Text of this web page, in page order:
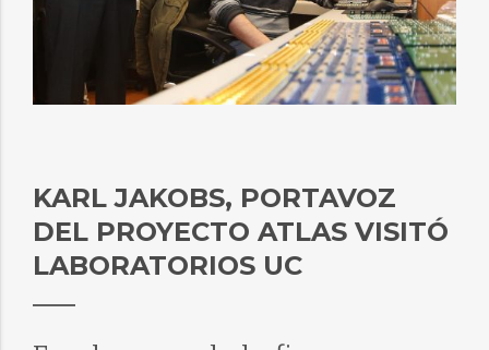
KARL JAKOBS, PORTAVOZ
DEL PROYECTO ATLAS VISITÓ
LABORATORIOS UC